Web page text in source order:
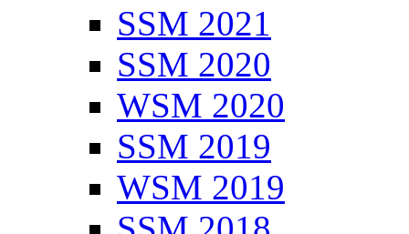
SSM 2021
SSM 2020
WSM 2020
SSM 2019
WSM 2019